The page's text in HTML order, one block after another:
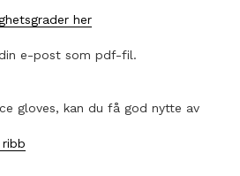
her
e-post som pdf-fil.
gloves, kan du få god nytte av